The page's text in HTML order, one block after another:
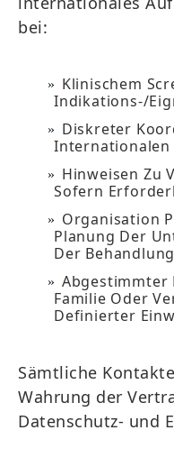
bei:
Klinischem
Indikations-/
Diskreter
Internationalen
Hinweisen Zu
Sofern
Organisation
Planung Der
Der Behandlung
Abgestimmter
Familie Oder
Definierter
Sämtliche
Wahrung der
Datenschutz- und